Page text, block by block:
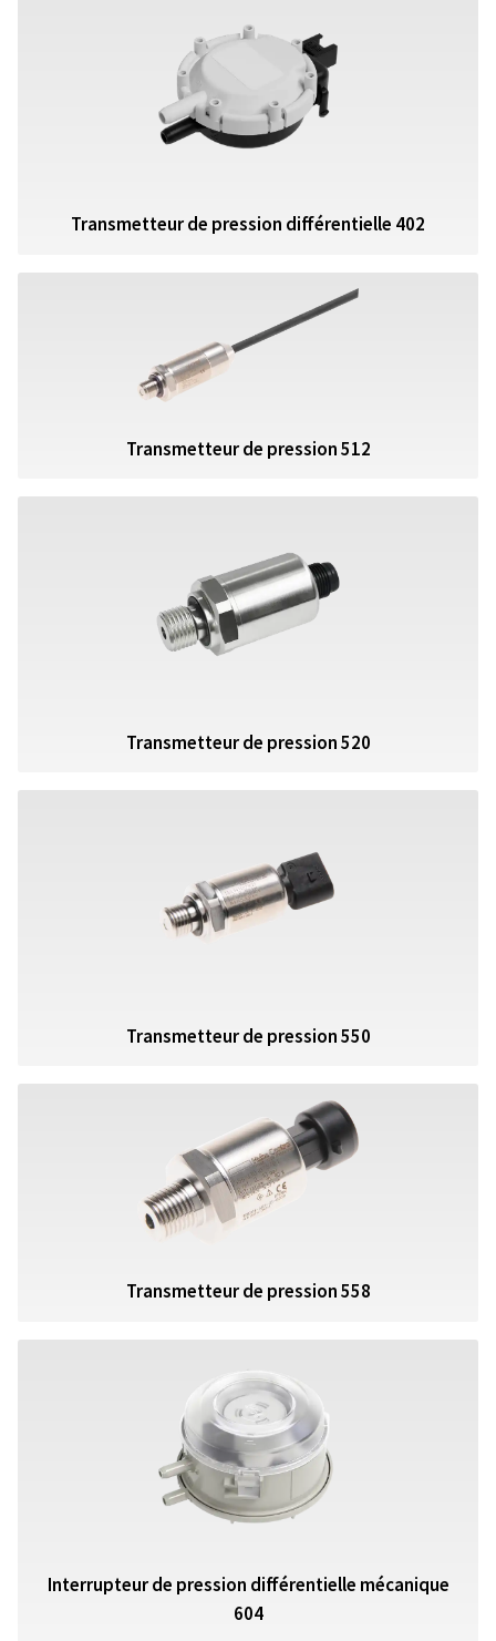
Transmetteur de pression différentielle 402
Transmetteur de pression 512
Transmetteur de pression 520
Transmetteur de pression 550
Transmetteur de pression 558
Interrupteur de pression différentielle mécanique
604